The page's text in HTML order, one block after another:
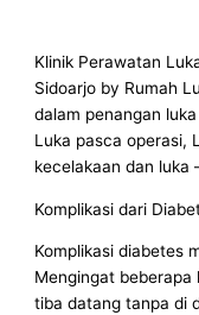
Klinik Perawatan
Sidoarjo by Rumah
dalam penangan
Luka pasca operasi,
kecelakaan dan luka
Komplikasi dari
Komplikasi diabetes
Mengingat
tiba datang tanpa di